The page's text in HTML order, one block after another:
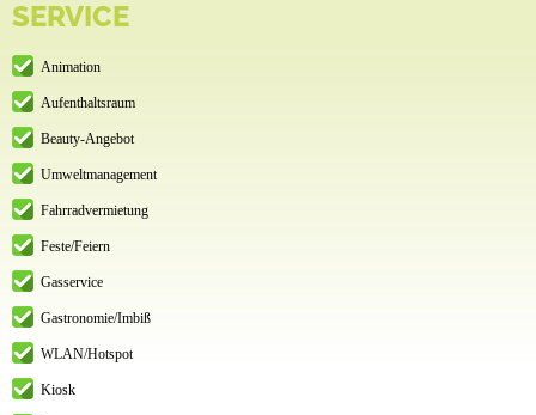
SERVICE
Animation
Aufenthaltsraum
Beauty-Angebot
Umweltmanagement
Fahrradvermietung
Feste/Feiern
Gasservice
Gastronomie/Imbiß
WLAN/Hotspot
Kiosk